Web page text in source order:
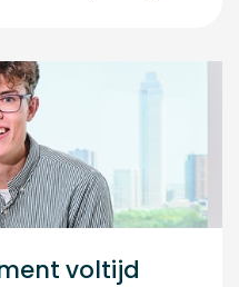
voltijd